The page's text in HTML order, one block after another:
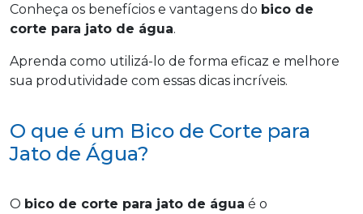
Conheça os benefícios e vantagens do bico de
corte para jato de água.
Aprenda como utilizá-lo de forma eficaz e melhore
sua produtividade com essas dicas incríveis.
O que é um Bico de Corte para
Jato de Água?
O bico de corte para jato de água é o